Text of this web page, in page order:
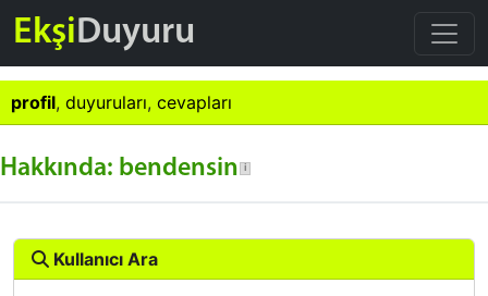
EkşiDuyuru
profil, duyuruları, cevapları
Hakkında: bendensin
Kullanıcı Ara